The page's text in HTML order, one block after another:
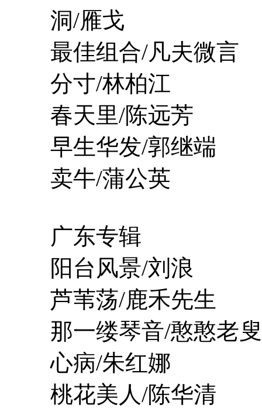
洞/雁戈
最佳组合/凡夫微言
分寸/林柏江
春天里/陈远芳
早生华发/郭继端
卖牛/蒲公英
广东专辑
阳台风景/刘浪
芦苇荡/鹿禾先生
那一缕琴音/憨憨老叟
心病/朱红娜
桃花美人/陈华清